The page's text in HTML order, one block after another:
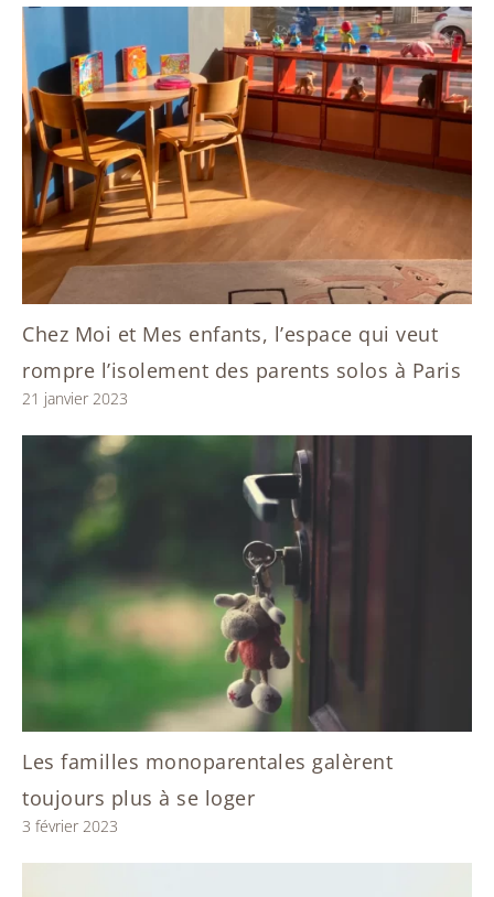
Chez Moi et Mes enfants, l’espace qui veut
rompre l’isolement des parents solos à Paris
21 janvier 2023
Les familles monoparentales galèrent
toujours plus à se loger
3 février 2023